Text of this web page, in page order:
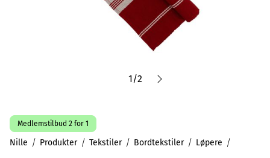
1/2
Medlemstilbud 2 for 1
Nille Produkter Tekstiler Bordtekstiler Løpere